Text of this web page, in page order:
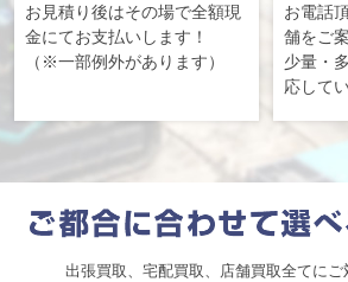
お見積り後はその場で全額現
金にてお支払いします！
（※一部例外があります）
お電話
舗をご
少量・
応して
出張買取、宅配買取、店舗買取全てにご